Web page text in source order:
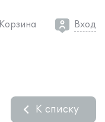
Корзина Вход
К списку